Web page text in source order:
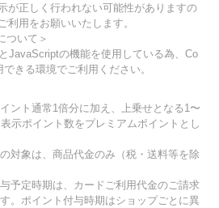
が正しく行われない可能性がありますの
利用をお願いいたします。
ついて＞
JavaScriptの機能を使用している為、Co
きる環境でご利用ください。
ント通常1倍分に加え、上乗せとなる1〜
示ポイント数をプレミアムポイントとし
対象は、商品代金のみ（税・送料等を除
予定時期は、カードご利用代金のご請求
。ポイント付与時期はショップごとに異